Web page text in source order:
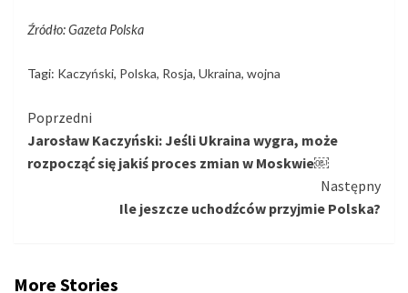
Źródło: Gazeta Polska
Tagi: Kaczyński, Polska, Rosja, Ukraina, wojna
Kontynuuj
czytanie
Poprzedni
Jarosław Kaczyński: Jeśli Ukraina wygra, może
rozpocząć się jakiś proces zmian w Moskwie￼
Następny
Ile jeszcze uchodźców przyjmie Polska?
More Stories